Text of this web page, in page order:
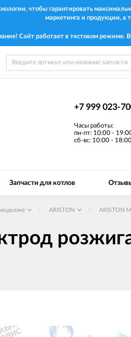
чтобы гарантировать
маркетинга и продукции, а
Сайт работает в тестовом режиме.
+7 999 023-
Часы работы:
пн-пт: 10:00 -
сб-вс: 10:00 -
Запчасти для котлов
ARISTON ARISTON